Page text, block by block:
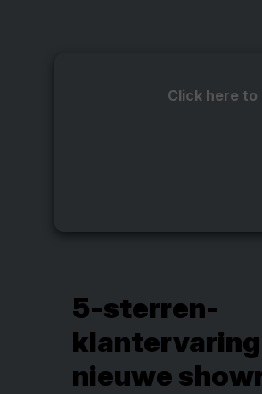
Click here
5-sterren-
nieuwe